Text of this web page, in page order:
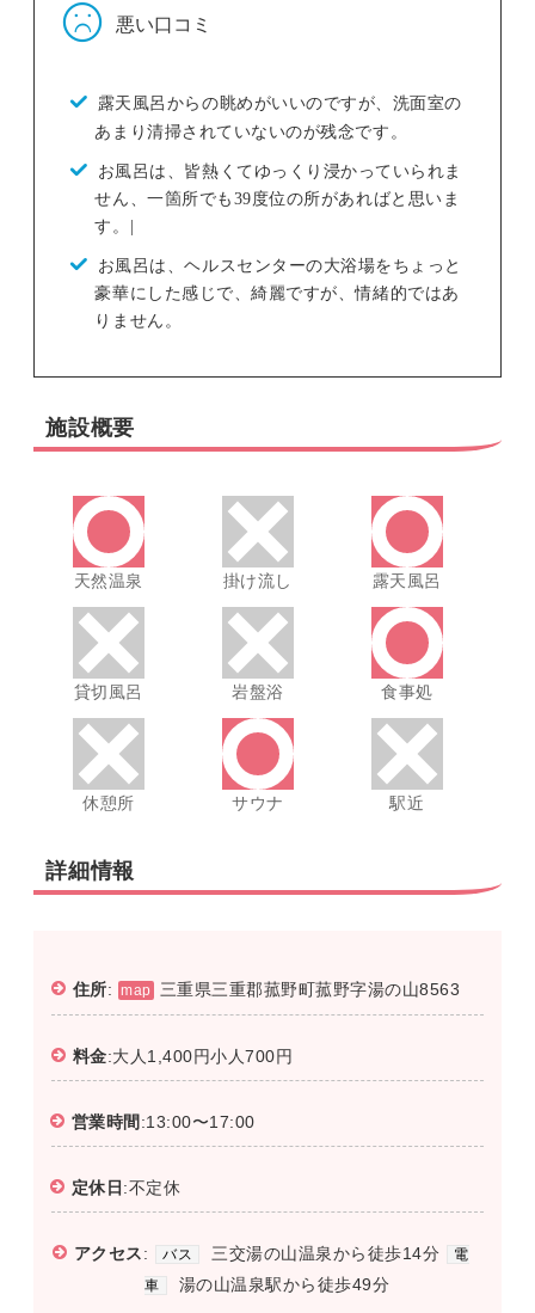
悪い口コミ
露天風呂からの眺めがいいのですが、洗面室の
あまり清掃されていないのが残念です。
お風呂は、皆熱くてゆっくり浸かっていられま
せん、一箇所でも39度位の所があればと思いま
す。|
お風呂は、ヘルスセンターの大浴場をちょっと
豪華にした感じで、綺麗ですが、情緒的ではあ
りません。
施設概要
天然温泉 掛け流し 露天風呂
貸切風呂 岩盤浴 食事処
休憩所 サウナ 駅近
詳細情報
住所: map 三重県三重郡菰野町菰野字湯の山8563
料金:大人1,400円小人700円
営業時間 :13:00〜17:00
定休日 :不定休
アクセス: バス 三交湯の山温泉から徒歩14分
電
車
湯の山温泉駅から徒歩49分